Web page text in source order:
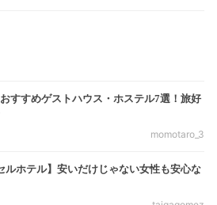
おすすめゲストハウス・ホステル7選！旅好
momotaro_3
ルホテル】安いだけじゃない女性も安心な